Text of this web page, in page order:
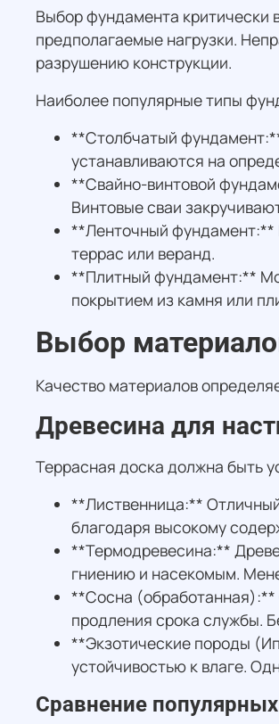
Выбор фундамента критически
предполагаемые нагрузки.
разрушению конструкции.
Наиболее популярные типы
**Столбчатый
устанавливаются на
**Свайно-винтовой
Винтовые сваи
**Ленточный фундамент:**
террас или веранд.
**Плитный фундамент:**
покрытием из камня или
Выбор
Качество материалов
Древесина для
Террасная доска должна быть
**Лиственница:**
благодаря высокому
**Термодревесина:**
гниению и насекомым.
**Сосна (обработанная):**
продления срока службы.
**Экзотические породы
устойчивостью к влаге.
Сравнение